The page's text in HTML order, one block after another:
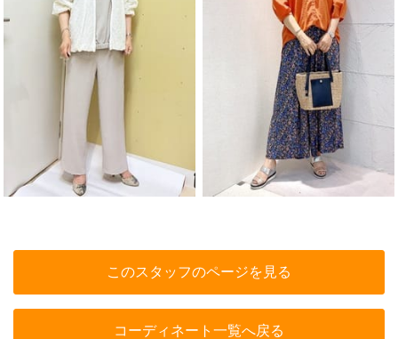
このスタッフのページを見る
コーディネート一覧へ戻る